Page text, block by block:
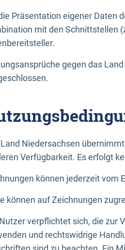
Präsentation eigener Daten
mit den Schnittstellen
gegen das
Niedersachsen
Verfügbarkeit. Es erfolgt
können jederzeit vom
können auf Zeichnungen
verpflichtet sich, die zur
und rechtswidrige